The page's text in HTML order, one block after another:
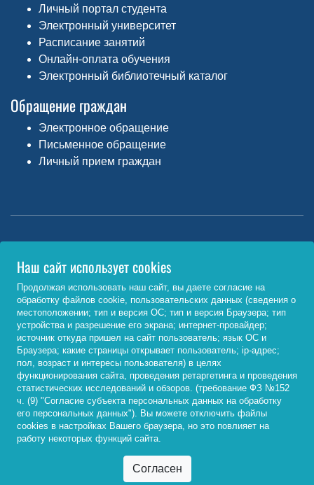
Личный портал студента
Электронный университет
Расписание занятий
Онлайн-оплата обучения
Электронный библиотечный каталог
Обращение граждан
Электронное обращение
Письменное обращение
Личный прием граждан
Министерство науки и высшего образования РФ
http://www.minobrnauki.gov.ru/
Министерство просвещения РФ
https://edu.gov.ru/
Федеральный портал «Российское образование»
http://www.edu.ru/
© 2026, ФГБОУ ВО «Байкальский государственный
университет»
Наш сайт использует cookies
Продолжая использовать наш сайт, вы даете согласие на
обработку файлов cookie, пользовательских данных (сведения о
местоположении; тип и версия ОС; тип и версия Браузера; тип
устройства и разрешение его экрана; интернет-провайдер;
источник откуда пришел на сайт пользователь; язык ОС и
Браузера; какие страницы открывает пользователь; ip-адрес;
пол, возраст и интересы пользователя) в целях
функционирования сайта, проведения ретаргетинга и проведения
статистических исследований и обзоров. (требование ФЗ №152
ч. (9) "Согласие субъекта персональных данных на обработку
его персональных данных"). Вы можете отключить файлы
cookies в настройках Вашего браузера, но это повлияет на
работу некоторых функций сайта.